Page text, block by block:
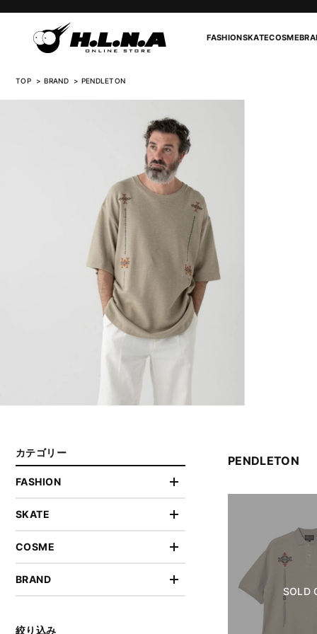
FASHIONSKATECOSME
TOP BRAND PENDLETON
カテゴリー
FASHION
SKATE
COSME
BRAND
絞り込み
PENDLETON
SOLD